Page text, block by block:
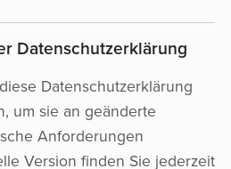
Datenschutzerklärung
Datenschutzerklärung
um sie an geänderte
Anforderungen
Version finden Sie jederzeit